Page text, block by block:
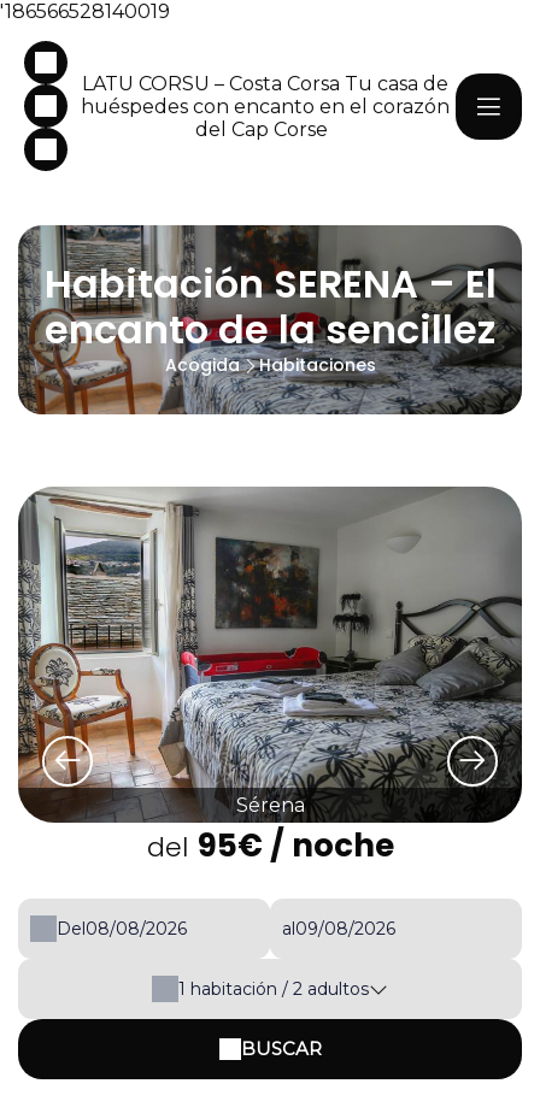
'186566528140019
LATU CORSU – Costa Corsa Tu casa de
huéspedes con encanto en el corazón
del Cap Corse
Habitación SERENA – El
encanto de la sencillez
Acogida Habitaciones
Sérena
del 95€ / noche
Del al
1 habitación / 2 adultos
BUSCAR